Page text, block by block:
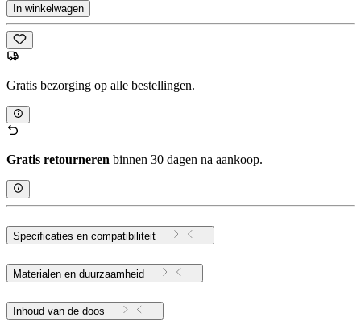
In winkelwagen
Gratis bezorging op alle bestellingen.
Gratis retourneren binnen 30 dagen na aankoop.
Specificaties en compatibiliteit
Materialen en duurzaamheid
Inhoud van de doos